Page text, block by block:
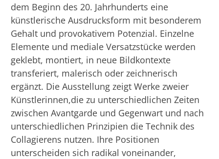
dem Beginn des 20. Jahrhunderts eine
künstlerische Ausdrucksform mit besonderem
Gehalt und provokativem Potenzial. Einzelne
Elemente und mediale Versatzstücke werden
geklebt, montiert, in neue Bildkontexte
transferiert, malerisch oder zeichnerisch
ergänzt. Die Ausstellung zeigt Werke zweier
Künstlerinnen,die zu unterschiedlichen Zeiten
zwischen Avantgarde und Gegenwart und nach
unterschiedlichen Prinzipien die Technik des
Collagierens nutzen. Ihre Positionen
unterscheiden sich radikal voneinander,